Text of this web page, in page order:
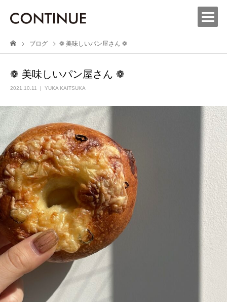
ブログ ❁︎ 美味しいパン屋さん ❁︎
❁︎ 美味しいパン屋さん ❁︎
2021.10.11 YUKA KAITSUKA